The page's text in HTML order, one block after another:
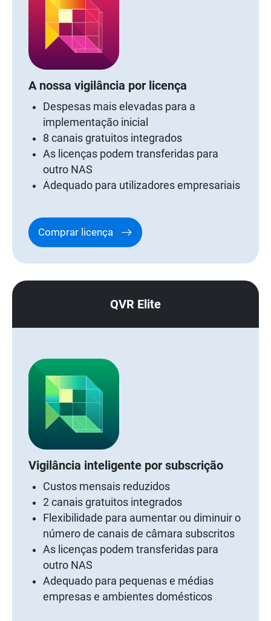
A nossa vigilância por licença
Despesas mais elevadas para a
implementação inicial
8 canais gratuitos integrados
As licenças podem transferidas para
outro NAS
Adequado para utilizadores empresariais
Comprar licença
QVR Elite
Vigilância inteligente por subscrição
Custos mensais reduzidos
2 canais gratuitos integrados
Flexibilidade para aumentar ou diminuir o
número de canais de câmara subscritos
As licenças podem transferidas para
outro NAS
Adequado para pequenas e médias
empresas e ambientes domésticos